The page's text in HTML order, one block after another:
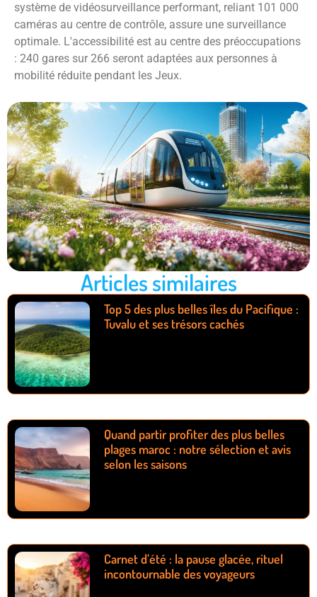
système de vidéosurveillance performant, reliant 101 000
caméras au centre de contrôle, assure une surveillance
optimale. L'accessibilité est au centre des préoccupations
: 240 gares sur 266 seront adaptées aux personnes à
mobilité réduite pendant les Jeux.
Articles similaires
Top 5 des plus belles îles du Pacifique :
Tuvalu et ses trésors cachés
Quand partir profiter des plus belles
plages maroc : notre sélection et avis
selon les saisons
Carnet d’été : la pause glacée, rituel
incontournable des voyageurs